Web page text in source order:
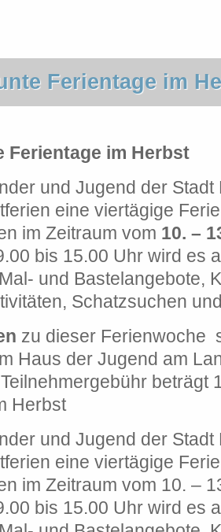
Ferientage im
Ferientage im Herbst
und Jugend der
eine viertägige
im Zeitraum vom 10. –
bis 15.00 Uhr wird es
und Bastelangebote,
Schatzsuchen
zu dieser Ferienwoche
Haus der Jugend am
beträgt
Herbst
und Jugend der
eine viertägige
im Zeitraum vom 10. –
bis 15.00 Uhr wird es